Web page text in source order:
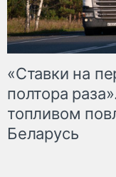
«Ставки на
полтора
топливом
Беларусь